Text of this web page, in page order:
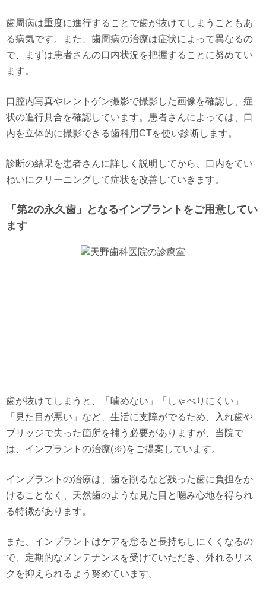
歯周病は重度に進行することで歯が抜けてしまうこともあ
る病気です。また、歯周病の治療は症状によって異なるの
で、まずは患者さんの口内状況を把握することに努めてい
ます。
口腔内写真やレントゲン撮影で撮影した画像を確認し、症
状の進行具合を確認しています。患者さんによっては、口
内を立体的に撮影できる歯科用CTを使い診断します。
診断の結果を患者さんに詳しく説明してから、口内をてい
ねいにクリーニングして症状を改善していきます。
「第2の永久歯」となるインプラントをご用意してい
ます
歯が抜けてしまうと、「噛めない」「しゃべりにくい」
「見た目が悪い」など、生活に支障がでるため、入れ歯や
ブリッジで失った箇所を補う必要がありますが、当院で
は、インプラントの治療(※)をご提案しています。
インプラントの治療は、歯を削るなど残った歯に負担をか
けることなく、天然歯のような見た目と噛み心地を得られ
る特徴があります。
また、インプラントはケアを怠ると長持ちしにくくなるの
で、定期的なメンテナンスを受けていただき、外れるリス
クを抑えられるよう努めています。